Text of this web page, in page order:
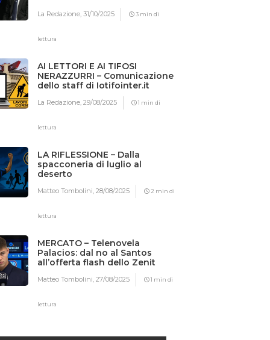
La Redazione,31/10/2025 3 min di
lettura
AI LETTORI E AI TIFOSI
NERAZZURRI – Comunicazione
dello staff di Iotifointer.it
La Redazione,29/08/2025 1 min di
lettura
LA RIFLESSIONE – Dalla
spacconeria di luglio al
deserto
Matteo Tombolini,28/08/2025 2 min di
lettura
MERCATO – Telenovela
Palacios: dal no al Santos
all’offerta flash dello Zenit
Matteo Tombolini,27/08/2025 1 min di
lettura